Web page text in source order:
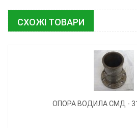
СХОЖІ ТОВАРИ
ОПОРА ВОДИЛА СМД -